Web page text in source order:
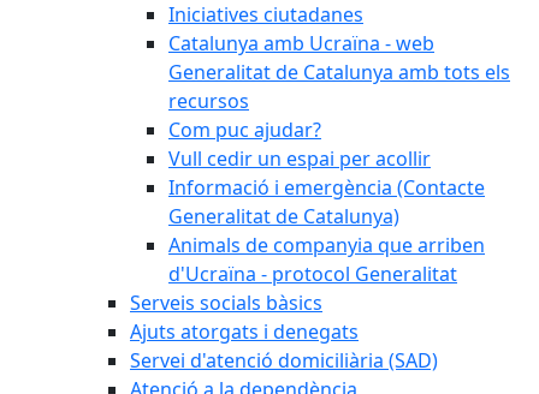
Iniciatives ciutadanes
Catalunya amb Ucraïna - web
Generalitat de Catalunya amb tots els
recursos
Com puc ajudar?
Vull cedir un espai per acollir
Informació i emergència (Contacte
Generalitat de Catalunya)
Animals de companyia que arriben
d'Ucraïna - protocol Generalitat
Serveis socials bàsics
Ajuts atorgats i denegats
Servei d'atenció domiciliària (SAD)